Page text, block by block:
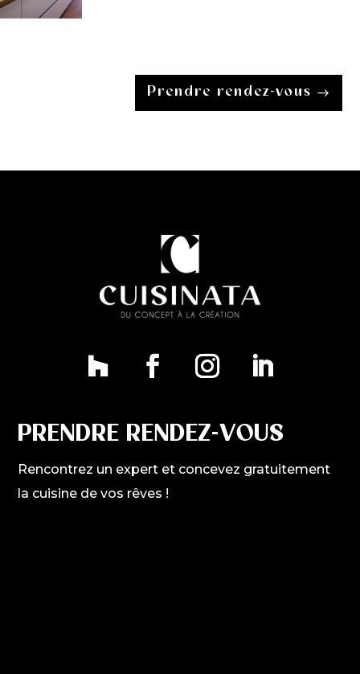
Prendre rendez-vous
PRENDRE RENDEZ-VOUS
Rencontrez un expert et concevez gratuitement
la cuisine de vos rêves !